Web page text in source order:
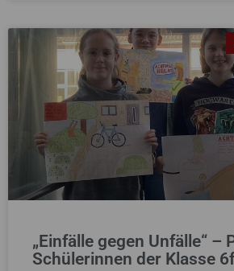
„Einfälle gegen Unfälle“ –
Schülerinnen der Klasse 6f